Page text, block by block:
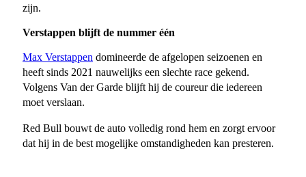
zijn.
Verstappen blijft de nummer één
Max Verstappen domineerde de afgelopen seizoenen en
heeft sinds 2021 nauwelijks een slechte race gekend.
Volgens Van der Garde blijft hij de coureur die iedereen
moet verslaan.
Red Bull bouwt de auto volledig rond hem en zorgt ervoor
dat hij in de best mogelijke omstandigheden kan presteren.